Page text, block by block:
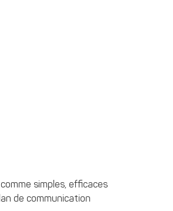
simples, efficaces
de communication